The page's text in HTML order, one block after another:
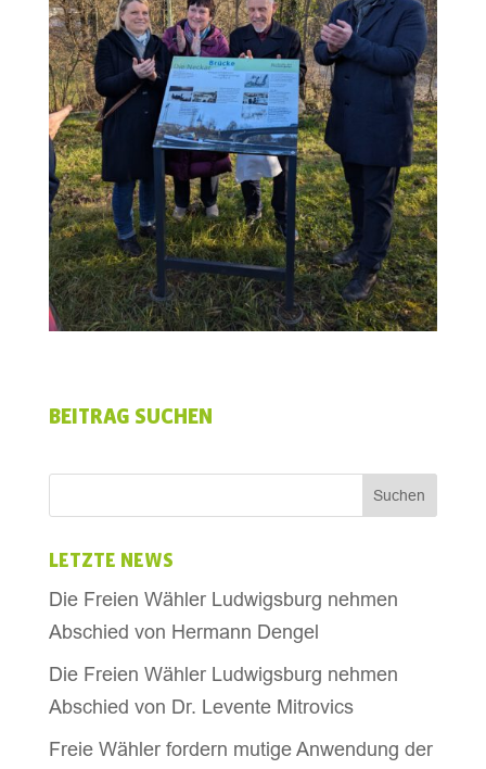
BEITRAG SUCHEN
LETZTE NEWS
Die Freien Wähler Ludwigsburg nehmen
Abschied von Hermann Dengel
Die Freien Wähler Ludwigsburg nehmen
Abschied von Dr. Levente Mitrovics
Freie Wähler fordern mutige Anwendung der